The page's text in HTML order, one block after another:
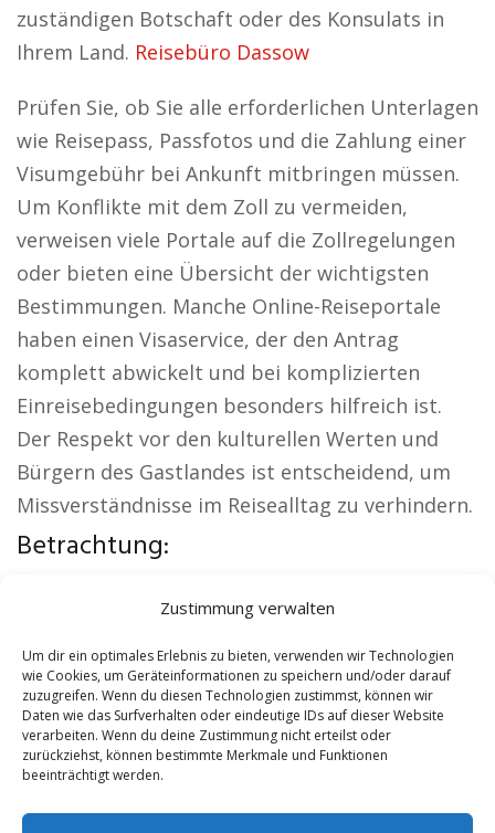
Zustimmung verwalten
Um dir ein optimales Erlebnis zu bieten, verwenden wir Technologien
wie Cookies, um Geräteinformationen zu speichern und/oder darauf
zuzugreifen. Wenn du diesen Technologien zustimmst, können wir
Daten wie das Surfverhalten oder eindeutige IDs auf dieser Website
verarbeiten. Wenn du deine Zustimmung nicht erteilst oder
zurückziehst, können bestimmte Merkmale und Funktionen
beeinträchtigt werden.
zuständigen Botschaft oder des Konsulats in
Ihrem Land. Reisebüro Dassow
Prüfen Sie, ob Sie alle erforderlichen Unterlagen
wie Reisepass, Passfotos und die Zahlung einer
Visumgebühr bei Ankunft mitbringen müssen.
Um Konflikte mit dem Zoll zu vermeiden,
verweisen viele Portale auf die Zollregelungen
oder bieten eine Übersicht der wichtigsten
Bestimmungen. Manche Online-Reiseportale
haben einen Visaservice, der den Antrag
komplett abwickelt und bei komplizierten
Einreisebedingungen besonders hilfreich ist.
Der Respekt vor den kulturellen Werten und
Bürgern des Gastlandes ist entscheidend, um
Missverständnisse im Reisealltag zu verhindern.
Betrachtung:
Autovermietung Bitburg|Sicherheitsdienst
Bitburg |Hauskauf Bitburg|Hundeschule
Bitburg|Schamane Bitburg
Contents [show]
No tags for this post.